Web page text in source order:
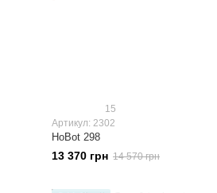
15
Артикул: 2302
HoBot 298
13 370 грн 14 570 грн